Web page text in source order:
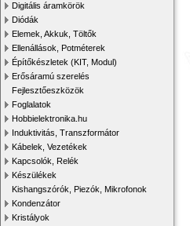
Digitális áramkörök
Diódák
Elemek, Akkuk, Töltők
Ellenállások, Potméterek
Építőkészletek (KIT, Modul)
Erősáramú szerelés
Fejlesztőeszközök
Foglalatok
Hobbielektronika.hu
Induktivitás, Transzformátor
Kábelek, Vezetékek
Kapcsolók, Relék
Készülékek
Kishangszórók, Piezók, Mikrofonok
Kondenzátor
Kristályok